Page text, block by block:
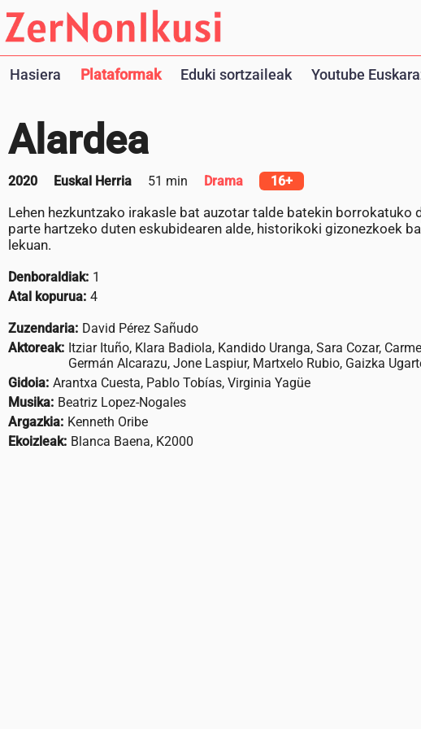
Hasiera Plataformak Eduki sortzaileak Youtube
Alardea
2020 Euskal Herria 51 min Drama 16+
Lehen hezkuntzako irakasle bat auzotar talde batekin borrokatuko
parte hartzeko duten eskubidearen alde, historikoki gizonezkoek
lekuan.
Denboraldiak: 1
Atal kopurua: 4
Zuzendaria: David Pérez Sañudo
Aktoreak: Itziar Ituño, Klara Badiola, Kandido Uranga, Sara Cozar,
Germán Alcarazu, Jone Laspiur, Martxelo Rubio, Gaizka
Gidoia: Arantxa Cuesta, Pablo Tobías, Virginia Yagüe
Musika: Beatriz Lopez-Nogales
Argazkia: Kenneth Oribe
Ekoizleak: Blanca Baena, K2000